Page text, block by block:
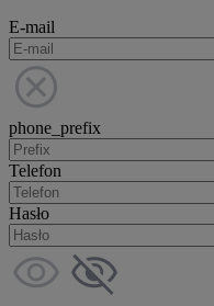
E-mail
phone_prefix
Telefon
Hasło